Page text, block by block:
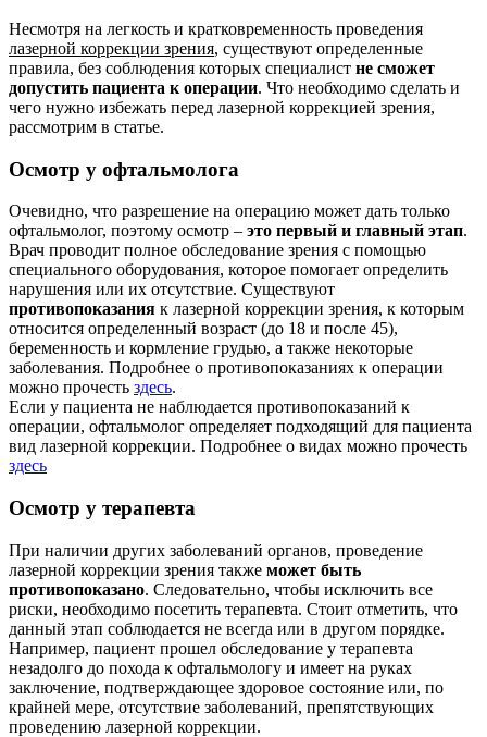
Несмотря на легкость и кратковременность проведения
лазерной коррекции зрения, существуют определенные
правила, без соблюдения которых специалист не сможет
допустить пациента к операции. Что необходимо сделать и
чего нужно избежать перед лазерной коррекцией зрения,
рассмотрим в статье.
Осмотр у офтальмолога
Очевидно, что разрешение на операцию может дать только
офтальмолог, поэтому осмотр – это первый и главный этап.
Врач проводит полное обследование зрения с помощью
специального оборудования, которое помогает определить
нарушения или их отсутствие. Существуют
противопоказания к лазерной коррекции зрения, к которым
относится определенный возраст (до 18 и после 45),
беременность и кормление грудью, а также некоторые
заболевания. Подробнее о противопоказаниях к операции
можно прочесть здесь.
Если у пациента не наблюдается противопоказаний к
операции, офтальмолог определяет подходящий для пациента
вид лазерной коррекции. Подробнее о видах можно прочесть
здесь
Осмотр у терапевта
При наличии других заболеваний органов, проведение
лазерной коррекции зрения также может быть
противопоказано. Следовательно, чтобы исключить все
риски, необходимо посетить терапевта. Стоит отметить, что
данный этап соблюдается не всегда или в другом порядке.
Например, пациент прошел обследование у терапевта
незадолго до похода к офтальмологу и имеет на руках
заключение, подтверждающее здоровое состояние или, по
крайней мере, отсутствие заболеваний, препятствующих
проведению лазерной коррекции.